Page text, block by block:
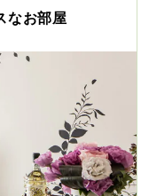
なお部屋